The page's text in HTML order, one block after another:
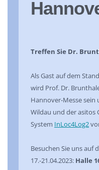
Treffen Sie Dr.
Als Gast auf dem
wird Prof. Dr.
Hannover-Messe sein
Wildau und der asitos
System InLoc4Log2
Besuchen Sie uns auf
17.-21.04.2023: Halle